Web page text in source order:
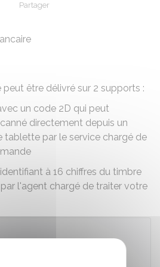
Partager
être délivré sur 2 supports :
un code 2D qui peut
directement depuis un
tablette par le service chargé de
à 16 chiffres du timbre
l'agent chargé de traiter votre